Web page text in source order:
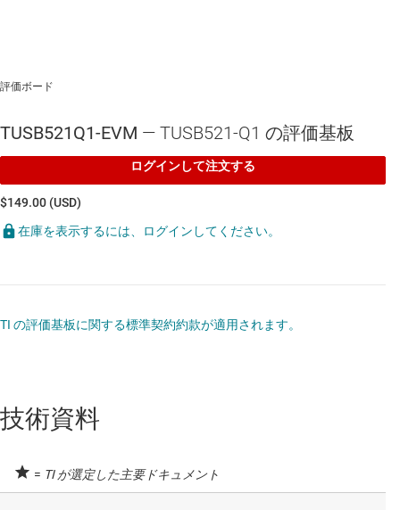
評価ボード
TUSB521Q1-EVM — TUSB521-Q1 の評価基板
ログインして注文する
$149.00 (USD)
在庫を表示するには、ログインしてください。
TI の評価基板に関する標準契約約款が適用されます。
技術資料
= TI が選定した主要ドキュメント